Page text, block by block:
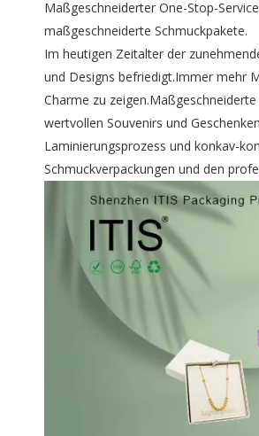
Maßgeschneiderter One-Stop-
maßgeschneiderte Schmuckpakete.
Im heutigen Zeitalter der
und Designs befriedigt.Immer mehr
Charme zu
wertvollen Souvenirs und
Laminierungsprozess und konkav-
Schmuckverpackungen und den